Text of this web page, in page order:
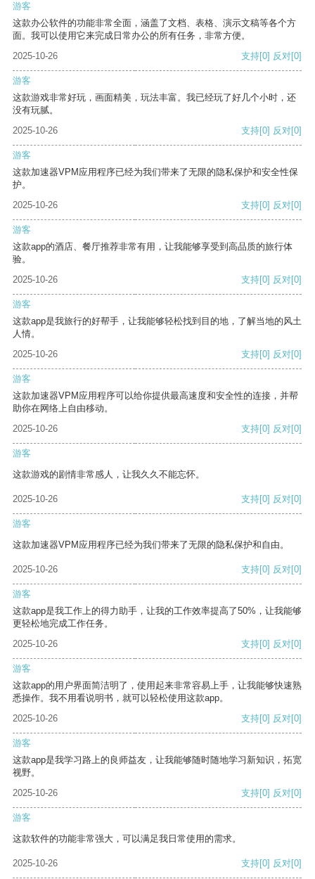
游客
这款办公软件的功能非常全面，涵盖了文档、表格、演示文稿等各个方
面。我可以使用它来完成日常办公的所有任务，非常方便。
2025-10-26
支持[0] 反对[0]
游客
这款游戏非常好玩，画面精美，玩法丰富。我已经玩了好几个小时，还
没有玩腻。
2025-10-26
支持[0] 反对[0]
游客
这款加速器VPM应用程序已经为我们带来了无限的隐私保护和安全性保
护。
2025-10-26
支持[0] 反对[0]
游客
这款app的酒店、餐厅推荐非常有用，让我能够享受到高品质的旅行体
验。
2025-10-26
支持[0] 反对[0]
游客
这款app是我旅行的好帮手，让我能够轻松找到目的地，了解当地的风土
人情。
2025-10-26
支持[0] 反对[0]
游客
这款加速器VPM应用程序可以给你提供最高速度和安全性的连接，并帮
助你在网络上自由移动。
2025-10-26
支持[0] 反对[0]
游客
这款游戏的剧情非常感人，让我久久不能忘怀。
2025-10-26 支持[0] 反对[0]
游客
这款加速器VPM应用程序已经为我们带来了无限的隐私保护和自由。
2025-10-26 支持[0] 反对[0]
游客
这款app是我工作上的得力助手，让我的工作效率提高了50%，让我能够
更轻松地完成工作任务。
2025-10-26
支持[0] 反对[0]
游客
这款app的用户界面简洁明了，使用起来非常容易上手，让我能够快速熟
悉操作。我不用看说明书，就可以轻松使用这款app。
2025-10-26
支持[0] 反对[0]
游客
这款app是我学习路上的良师益友，让我能够随时随地学习新知识，拓宽
视野。
2025-10-26
支持[0] 反对[0]
游客
这款软件的功能非常强大，可以满足我日常使用的需求。
2025-10-26 支持[0] 反对[0]